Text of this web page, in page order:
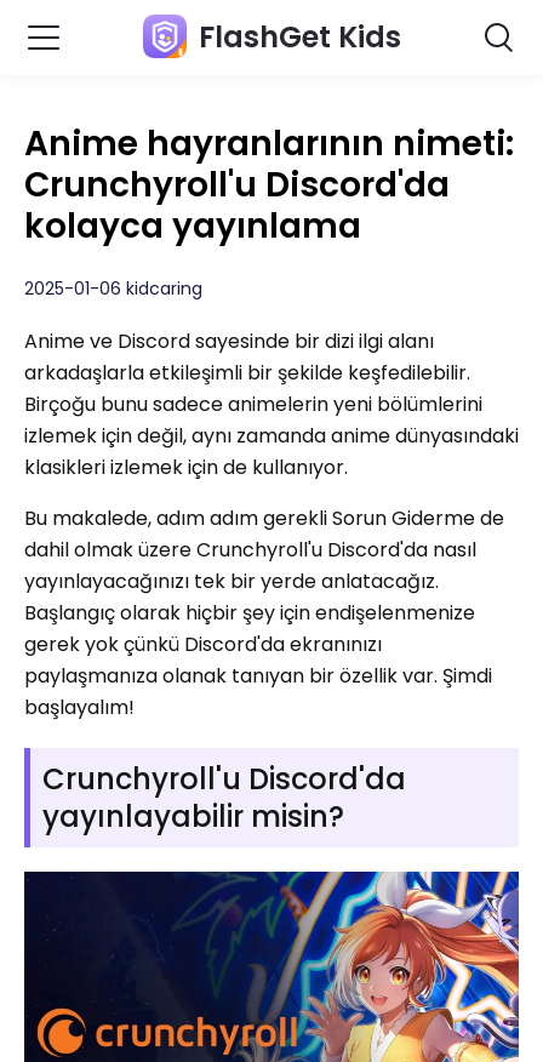
FlashGet Kids
Anime hayranlarının nimeti:
Crunchyroll'u Discord'da
kolayca yayınlama
2025-01-06 kidcaring
Anime ve Discord sayesinde bir dizi ilgi alanı
arkadaşlarla etkileşimli bir şekilde keşfedilebilir.
Birçoğu bunu sadece animelerin yeni bölümlerini
izlemek için değil, aynı zamanda anime dünyasındaki
klasikleri izlemek için de kullanıyor.
Bu makalede, adım adım gerekli Sorun Giderme de
dahil olmak üzere Crunchyroll'u Discord'da nasıl
yayınlayacağınızı tek bir yerde anlatacağız.
Başlangıç ​​olarak hiçbir şey için endişelenmenize
gerek yok çünkü Discord'da ekranınızı
paylaşmanıza olanak tanıyan bir özellik var. Şimdi
başlayalım!
Crunchyroll'u Discord'da
yayınlayabilir misin?